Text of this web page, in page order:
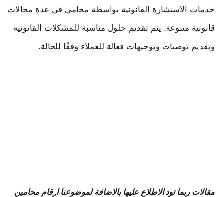
خدمات الاستشارة القانونية بواسطة محامي في عدة مجالات
قانونية متنوعة. يتم تقديم حلول مناسبة للمشكلات القانونية
وتقديم توصيات وتوجيهات فعالة للعملاء وفقًا للحالة.
مقالات ربما تود الاطلاع عليها بالاضافة لموضوعنا ارقام محامين